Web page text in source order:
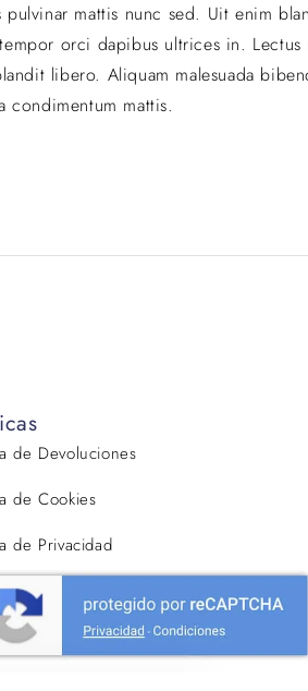
mattis nunc sed. Uit enim
orci dapibus ultrices in.
libero. Aliquam malesuada
condimentum mattis.
de Devoluciones
de Cookies
de Privacidad